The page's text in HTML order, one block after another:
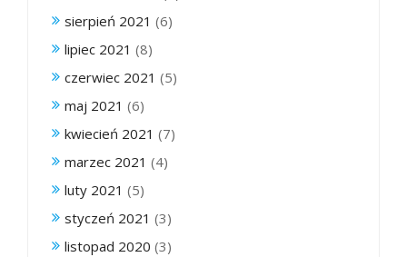
sierpień 2021 (6)
lipiec 2021 (8)
czerwiec 2021 (5)
maj 2021 (6)
kwiecień 2021 (7)
marzec 2021 (4)
luty 2021 (5)
styczeń 2021 (3)
listopad 2020 (3)